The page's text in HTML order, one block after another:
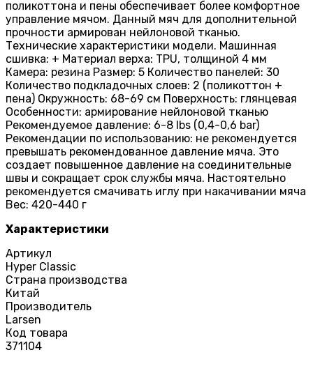
поликоттона и пены обеспечивает более комфортное
управление мячом. Данный мяч для дополнительной
прочности армирован нейлоновой тканью.
Технические характеристики модели. Машинная
сшивка: + Материал верха: TPU, толщиной 4 мм
Камера: резина Размер: 5 Количество панелей: 30
Количество подкладочных слоев: 2 (поликоттон +
пена) Окружность: 68-69 см Поверхность: глянцевая
Особенности: армирование нейлоновой тканью
Рекомендуемое давление: 6-8 lbs (0,4-0,6 bar)
Рекомендации по использованию: не рекомендуется
превышать рекомендованное давление мяча. Это
создает повышенное давление на соединительные
швы и сокращает срок службы мяча. Настоятельно
рекомендуется смачивать иглу при накачивании мяча
Вес: 420-440 г
Характеристики
Артикул
Hyper Classic
Страна производства
Китай
Производитель
Larsen
Код товара
371104